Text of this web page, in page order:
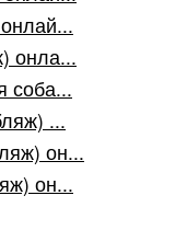
онла...
соба...
...
он...
он...